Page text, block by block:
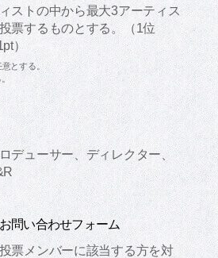
ストの中から最大3アーティス
票するものとする。（1位
）
とする。
デューサー、ディレクター、
問い合わせフォーム
票メンバーに該当する方を対